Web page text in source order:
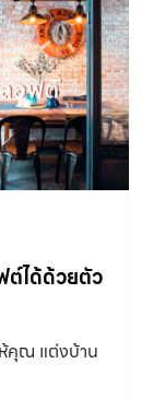
ต์ได้ด้วยตัว
ห้คุณ แต่งบ้าน